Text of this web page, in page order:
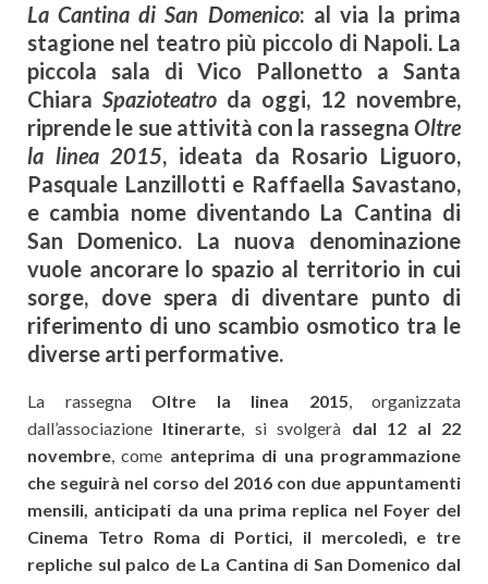
La Cantina di San Domenico: al via la prima
stagione nel teatro più piccolo di Napoli. La
piccola sala di Vico Pallonetto a Santa
Chiara Spazioteatro da oggi, 12 novembre,
riprende le sue attività con la rassegna Oltre
la linea 2015, ideata da Rosario Liguoro,
Pasquale Lanzillotti e Raffaella Savastano,
e cambia nome diventando La Cantina di
San Domenico. La nuova denominazione
vuole ancorare lo spazio al territorio in cui
sorge, dove spera di diventare punto di
riferimento di uno scambio osmotico tra le
diverse arti performative.
La rassegna Oltre la linea 2015, organizzata
dall’associazione Itinerarte, si svolgerà dal 12 al 22
novembre, come anteprima di una programmazione
che seguirà nel corso del 2016 con due appuntamenti
mensili, anticipati da una prima replica nel Foyer del
Cinema Tetro Roma di Portici, il mercoledì, e tre
repliche sul palco de La Cantina di San Domenico dal